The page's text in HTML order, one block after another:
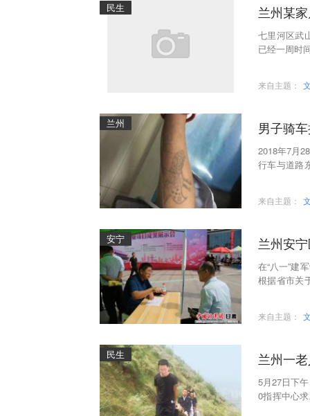
民生 兰州某
七里河区武
已经一周时
来自主题：
兰州 男子骑
2018年7月
行车与道路
来自主题：
安宁 兰州安
在“八一”建
根据省市关
来自主题：
民生 兰州一
5月27日下
0指挥中心